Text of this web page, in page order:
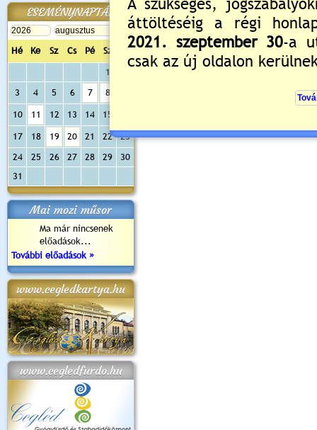
ESEMÉNYNAPTÁR
Hé Ke Sz Cs Pé Sz
Va
1
3
4 5 6 7 8
10 11 12 13 14 15
17 18 19 20 21 22
23
24
25 26 27 28 29
30
31
Mai mozi műsor
Ma már nincsenek
előadások...
További előadások »
www.cegledkartya.hu
www.cegledfurdo.hu